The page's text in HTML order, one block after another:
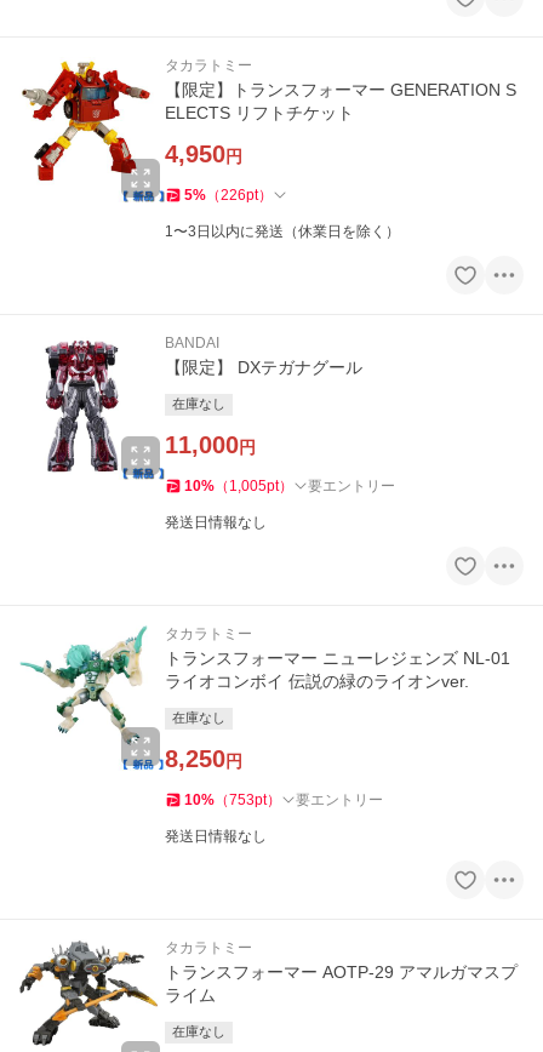
タカラトミー
【限定】トランスフォーマー GENERATION S
ELECTS リフトチケット
4,950円
5% （226pt）
1〜3日以内に発送（休業日を除く）
BANDAI
【限定】 DXテガナグール
在庫なし
11,000円
10% （ 1,005pt） 要エントリー
発送日情報なし
タカラトミー
トランスフォーマー ニューレジェンズ NL-01
ライオコンボイ 伝説の緑のライオンver.
在庫なし
8,250円
10% （753pt） 要エントリー
発送日情報なし
タカラトミー
トランスフォーマー AOTP-29 アマルガマスプ
ライム
在庫なし